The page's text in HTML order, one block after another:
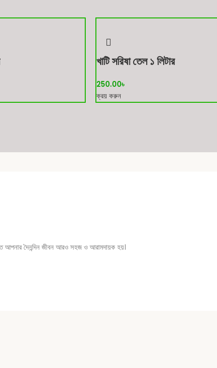
খাটি সরিষা তেল ১ লিটার
250.00৳
ক্রয় করুন
আপনার দৈনন্দিন জীবন আরও সহজ ও আরামদায়ক হয়।